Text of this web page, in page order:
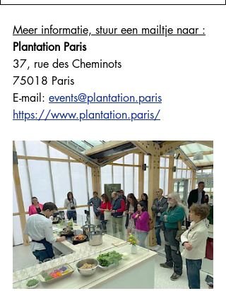
Meer informatie, stuur een mailtje naar :
Plantation Paris
37, rue des Cheminots
75018 Paris
E-mail: events@plantation.paris
https://www.plantation.paris/